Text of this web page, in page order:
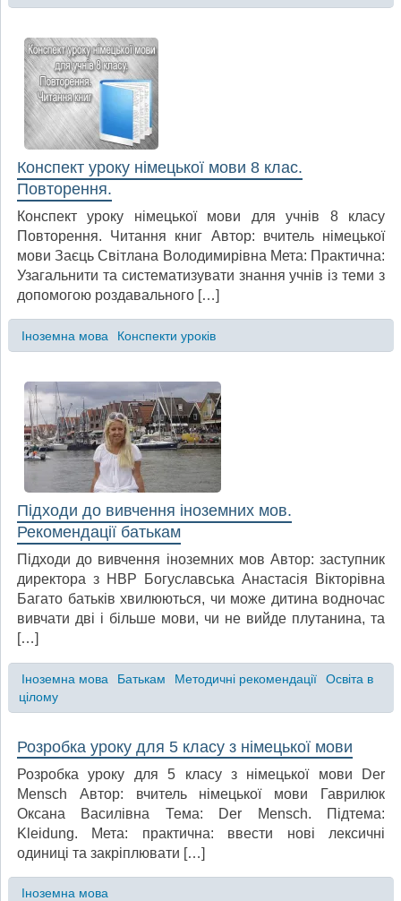
Конспект уроку німецької мови 8 клас.
Повторення.
Конспект уроку німецької мови для учнів 8 класу
Повторення. Читання книг Автор: вчитель німецької
мови Заєць Світлана Володимирівна Мета: Практична:
Узагальнити та систематизувати знання учнів із теми з
допомогою роздавального […]
Іноземна мова Конспекти уроків
Підходи до вивчення іноземних мов.
Рекомендації батькам
Підходи до вивчення іноземних мов Автор: заступник
директора з НВР Богуславська Анастасія Вікторівна
Багато батьків хвилюються, чи може дитина водночас
вивчати дві і більше мови, чи не вийде плутанина, та
[…]
Іноземна мова Батькам Методичні рекомендації
Освіта в
цілому
Розробка уроку для 5 класу з німецької мови
Розробка уроку для 5 класу з німецької мови Der
Mensch Автор: вчитель німецької мови Гаврилюк
Оксана Василівна Тема: Der Mensch. Підтема:
Kleidung. Мета: практична: ввести нові лексичні
одиниці та закріплювати […]
Іноземна мова